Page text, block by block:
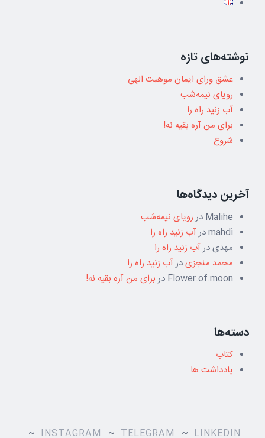
نوشته‌های تازه
عشق ورای ایمان موهبت الهی
رویای نیمه‌شب
آب زنید راه را
برای من آره بقیه نه!
شروع
آخرین دیدگاه‌ها
Malihe دررویای نیمه‌شب
mahdiدرآب زنید راه را
مهدیدرآب زنید راه را
محمد منجزیدرآب زنید راه را
Flower.of.moon دربرای من آره بقیه نه!
دسته‌ها
کتاب
یادداشت ها
LINKEDIN
TELEGRAM
INSTAGRAM